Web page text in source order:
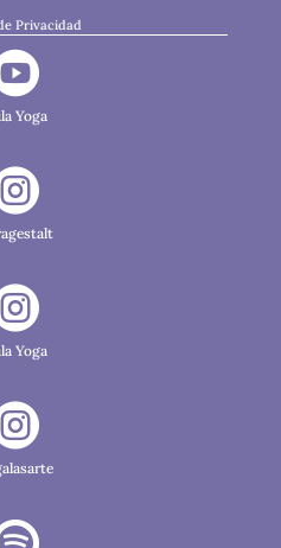
Privacidad
Yoga
Yoga